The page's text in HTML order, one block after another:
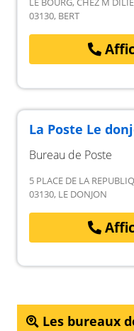
03130, BERT
La Poste Le
Bureau de Poste
5 PLACE DE LA
03130, LE DONJON
Les bureaux